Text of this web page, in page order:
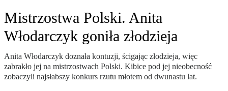
Mistrzostwa Polski. Anita
Włodarczyk goniła złodzieja
Anita Włodarczyk doznała kontuzji, ścigając złodzieja, więc
zabrakło jej na mistrzostwach Polski. Kibice pod jej nieobecność
zobaczyli najsłabszy konkurs rzutu młotem od dwunastu lat.